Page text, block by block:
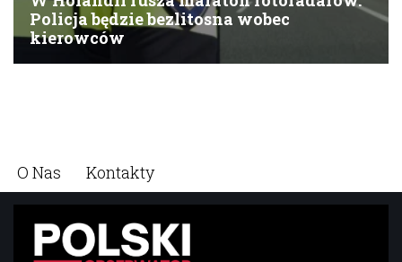
O Nas Kontakty